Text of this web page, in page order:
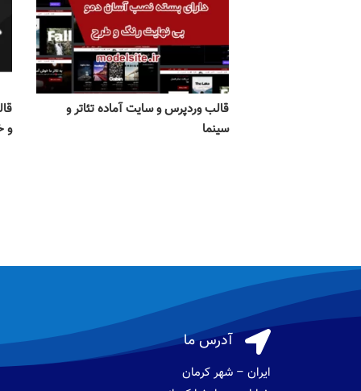
قالب وردپرس و سایت آماده تئاتر و
سینما
و
 آدرس ما
ایران – شهر کرمان